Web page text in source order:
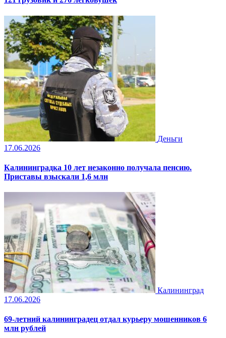
Деньги
17.06.2026
Калининградка 10 лет незаконно получала пенсию.
Приставы взыскали 1,6 млн
Калининград
17.06.2026
69-летний калининградец отдал курьеру мошенников 6
млн рублей